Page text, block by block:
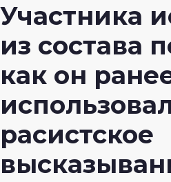
Участника
из состава
как он
расистское